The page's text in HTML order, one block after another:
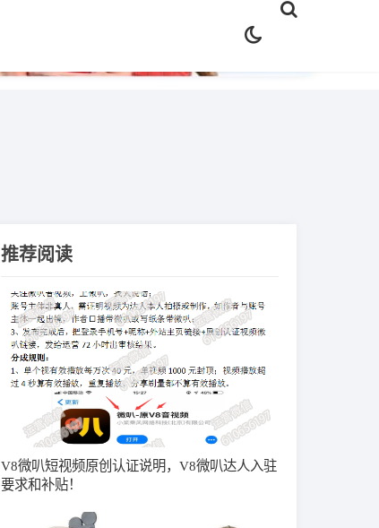
推荐阅读
V8微叭短视频原创认证说明，V8微叭达人入驻
要求和补贴！